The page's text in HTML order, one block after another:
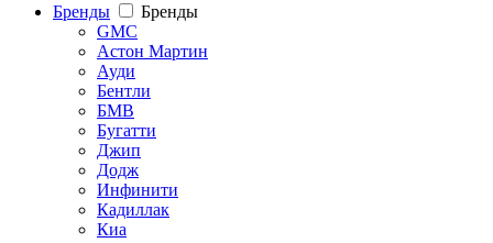
Бренды
Бренды
GMC
Астон Мартин
Ауди
Бентли
БМВ
Бугатти
Джип
Додж
Инфинити
Кадиллак
Киа